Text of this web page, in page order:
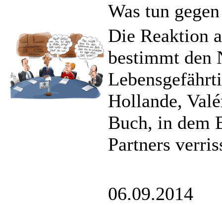
Was tun
Die Reaktion
bestimmt den
Hollande,
Buch, in dem
Partners
06.09.2014